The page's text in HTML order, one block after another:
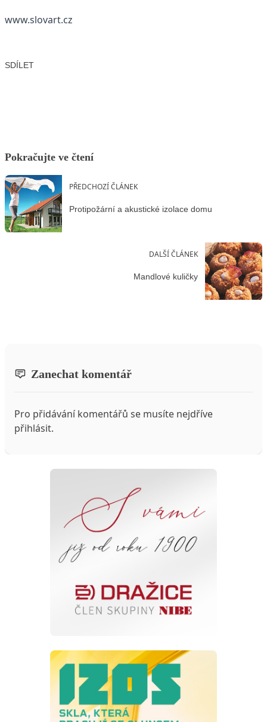
www.slovart.cz
SDÍLET
Pokračujte ve čtení
PŘEDCHOZÍ ČLÁNEK
Protipožární a akustické izolace domu
DALŠÍ ČLÁNEK
Mandlové kuličky
Zanechat komentář
Pro přidávání komentářů se musíte nejdříve
přihlásit.